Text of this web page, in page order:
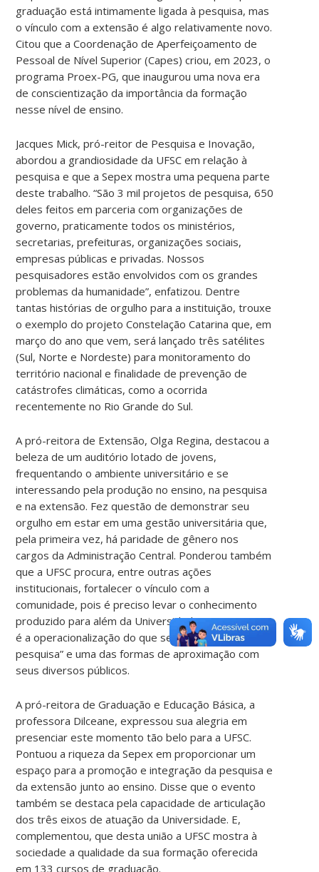
graduação está intimamente ligada à pesquisa, mas
o vínculo com a extensão é algo relativamente novo.
Citou que a Coordenação de Aperfeiçoamento de
Pessoal de Nível Superior (Capes) criou, em 2023, o
programa Proex-PG, que inaugurou uma nova era
de conscientização da importância da formação
nesse nível de ensino.
Jacques Mick, pró-reitor de Pesquisa e Inovação,
abordou a grandiosidade da UFSC em relação à
pesquisa e que a Sepex mostra uma pequena parte
deste trabalho. “São 3 mil projetos de pesquisa, 650
deles feitos em parceria com organizações de
governo, praticamente todos os ministérios,
secretarias, prefeituras, organizações sociais,
empresas públicas e privadas. Nossos
pesquisadores estão envolvidos com os grandes
problemas da humanidade”, enfatizou. Dentre
tantas histórias de orgulho para a instituição, trouxe
o exemplo do projeto Constelação Catarina que, em
março do ano que vem, será lançado três satélites
(Sul, Norte e Nordeste) para monitoramento do
território nacional e finalidade de prevenção de
catástrofes climáticas, como a ocorrida
recentemente no Rio Grande do Sul.
A pró-reitora de Extensão, Olga Regina, destacou a
beleza de um auditório lotado de jovens,
frequentando o ambiente universitário e se
interessando pela produção no ensino, na pesquisa
e na extensão. Fez questão de demonstrar seu
orgulho em estar em uma gestão universitária que,
pela primeira vez, há paridade de gênero nos
cargos da Administração Central. Ponderou também
que a UFSC procura, entre outras ações
institucionais, fortalecer o vínculo com a
comunidade, pois é preciso levar o conhecimento
produzido para além da Universidade e “a extensão
é a operacionalização do que se ensina e se
pesquisa” e uma das formas de aproximação com
seus diversos públicos.
A pró-reitora de Graduação e Educação Básica, a
professora Dilceane, expressou sua alegria em
presenciar este momento tão belo para a UFSC.
Pontuou a riqueza da Sepex em proporcionar um
espaço para a promoção e integração da pesquisa e
da extensão junto ao ensino. Disse que o evento
também se destaca pela capacidade de articulação
dos três eixos de atuação da Universidade. E,
complementou, que desta união a UFSC mostra à
sociedade a qualidade da sua formação oferecida
em 133 cursos de graduação.